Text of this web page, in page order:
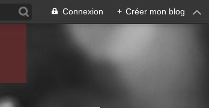
Connexion + Créer mon blog